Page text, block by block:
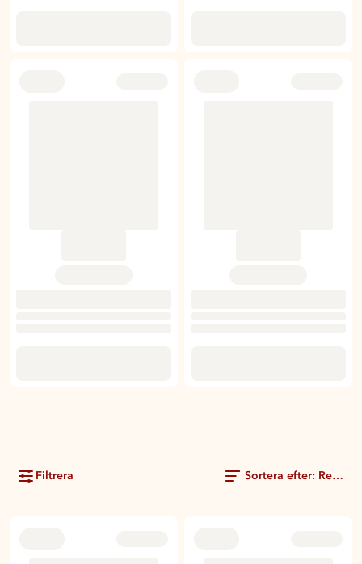
Filtrera Sortera efter: